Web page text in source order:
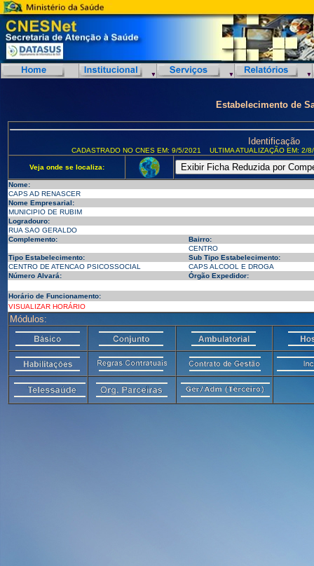
Estabelecimento de
Identificação
CADASTRADO NO CNES EM: 9/5/2021 ULTIMA ATUALIZAÇÃO EM:
Veja onde se localiza:
Nome:
CAPS AD RENASCER
Nome Empresarial:
MUNICIPIO DE RUBIM
Logradouro:
RUA SAO GERALDO
Complemento:
Bairro:
CENTRO
Tipo Estabelecimento:
Sub Tipo Estabelecimento:
CENTRO DE ATENCAO PSICOSSOCIAL
CAPS ALCOOL E DROGA
Número Alvará:
Órgão Expedidor:
Horário de Funcionamento:
VISUALIZAR HORÁRIO
Módulos: